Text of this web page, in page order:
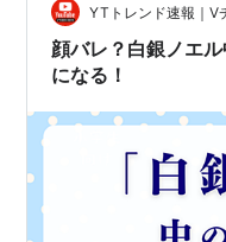
YTトレンド速報｜V
顔バレ？白銀ノエ
になる！